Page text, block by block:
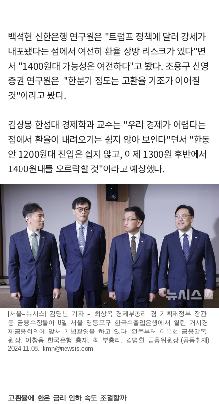
백석현 신한은행 연구원은 "트럼프 정책에 달러 강세가
내포됐다는 점에서 여전히 환율 상방 리스크가 있다"면
서 "1400원대 가능성은 여전하다"고 봤다. 조용구 신영
증권 연구원은 "한분기 정도는 고환율 기조가 이어질
것"이라고 봤다.
김상봉 한성대 경제학과 교수는 "우리 경제가 어렵다는
점에서 환율이 내려오기는 쉽지 않아 보인다"면서 "한동
안 1200원대 진입은 쉽지 않고, 이제 1300원 후반에서
1400원대를 오르락할 것"이라고 예상했다.
[서울=뉴시스] 김명년 기자 = 최상목 경제부총리 겸 기획재정부 장관
등 금융수장들이 8일 서울 영등포구 한국수출입은행에서 열린 거시경
제금융회의에 앞서 기념촬영을 하고 있다. 왼쪽부터 이복현 금융감독
원장, 이창용 한국은행 총재, 최 부총리, 김병환 금융위원장.(공동취재)
2024.11.08.
kmn@newsis.com
고환율에 한은 금리 인하 속도 조절할까